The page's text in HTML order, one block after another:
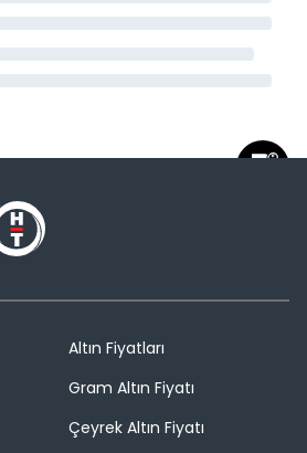
Altın Fiyatları
Gram Altın Fiyatı
Çeyrek Altın Fiyatı